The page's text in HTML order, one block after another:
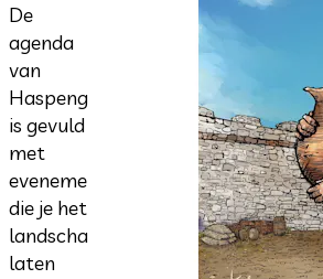
De
agenda
van
Haspengouw
is gevuld
met
evenementen
die je het
landschap
laten